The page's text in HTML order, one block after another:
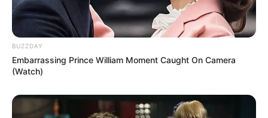
BUZZDAY
Embarrassing Prince William Moment Caught On Camera
(Watch)